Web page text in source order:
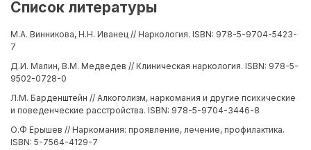
Список литературы
М.А. Винникова, Н.Н. Иванец // Наркология. ISBN: 978-5-9704-5423-
7
Д.И. Малин, В.М. Медведев // Клиническая наркология. ISBN: 978-5-
9502-0728-0
Л.М. Барденштейн // Алкоголизм, наркомания и другие психические
и поведенческие расстройства. ISBN: 978-5-9704-3446-8
О.Ф Ерышев // Наркомания: проявление, лечение, профилактика.
ISBN: 5-7564-4129-7